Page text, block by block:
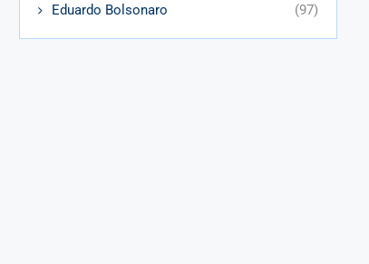
Eduardo Bolsonaro (97)